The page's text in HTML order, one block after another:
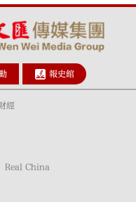
報史館
經
Real China